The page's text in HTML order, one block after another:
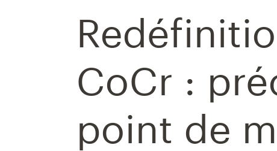
CoCr :
point de